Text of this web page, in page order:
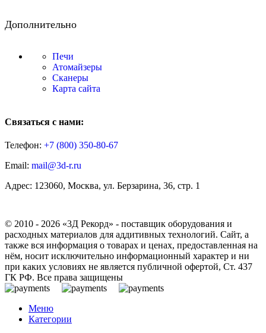
Дополнительно
Печи
Атомайзеры
Сканеры
Карта сайта
Связаться с нами:
Телефон: +7 (800) 350-80-67
Email: mail@3d-r.ru
Адрес: 123060, Москва, ул. Берзарина, 36, стр. 1
© 2010 - 2026 «3Д Рекорд» - поставщик оборудования и
расходных материалов для аддитивных технологий. Сайт, а
также вся информация о товарах и ценах, предоставленная на
нём, носит исключительно информационный характер и ни
при каких условиях не является публичной офертой, Ст. 437
ГК РФ. Все права защищены
Меню
Категории